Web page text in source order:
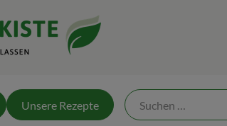
Unsere Rezepte